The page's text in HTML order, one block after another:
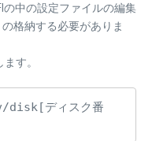
の中の設定ファイルの編集
格納する必要がありま
す。
ディスク番